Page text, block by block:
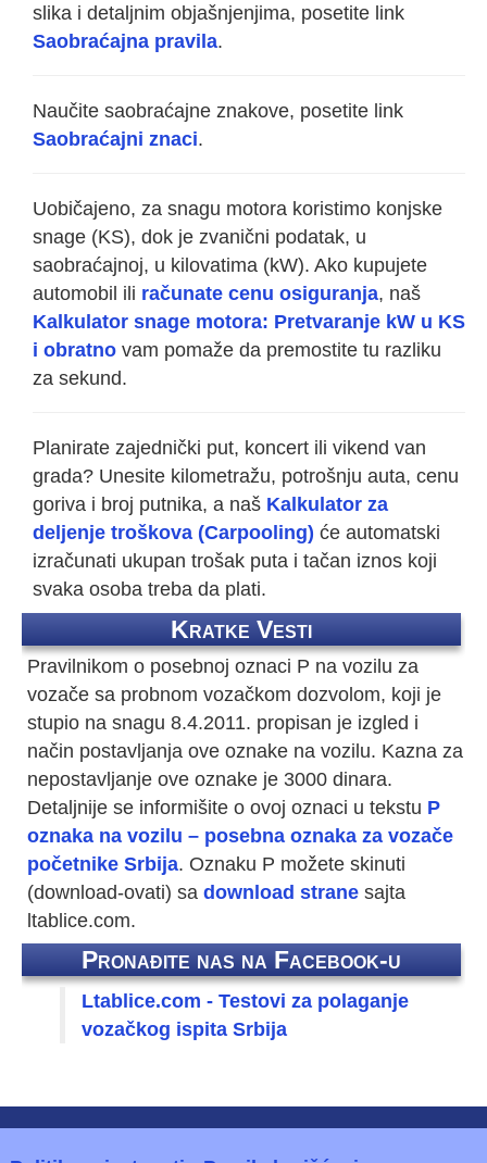
slika i detaljnim objašnjenjima, posetite link
Saobraćajna pravila.
Naučite saobraćajne znakove, posetite link
Saobraćajni znaci.
Uobičajeno, za snagu motora koristimo konjske
snage (KS), dok je zvanični podatak, u
saobraćajnoj, u kilovatima (kW). Ako kupujete
automobil ili računate cenu osiguranja, naš
Kalkulator snage motora: Pretvaranje kW u KS
i obratno vam pomaže da premostite tu razliku
za sekund.
Planirate zajednički put, koncert ili vikend van
grada? Unesite kilometražu, potrošnju auta, cenu
goriva i broj putnika, a naš Kalkulator za
deljenje troškova (Carpooling) će automatski
izračunati ukupan trošak puta i tačan iznos koji
svaka osoba treba da plati.
Kratke Vesti
Pravilnikom o posebnoj oznaci P na vozilu za
vozače sa probnom vozačkom dozvolom, koji je
stupio na snagu 8.4.2011. propisan je izgled i
način postavljanja ove oznake na vozilu. Kazna za
nepostavljanje ove oznake je 3000 dinara.
Detaljnije se informišite o ovoj oznaci u tekstu P
oznaka na vozilu – posebna oznaka za vozače
početnike Srbija. Oznaku P možete skinuti
(download-ovati) sa download strane sajta
ltablice.com.
Pronađite nas na Facebook-u
Ltablice.com - Testovi za polaganje
vozačkog ispita Srbija